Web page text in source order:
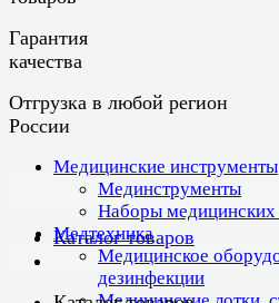
Гарантия
качества
Отгрузка в любой регион
России
Медицинские инструменты
Мединструменты
Наборы медицинских
Медтехника
Медицинское
дезинфекции
Каталог товаров